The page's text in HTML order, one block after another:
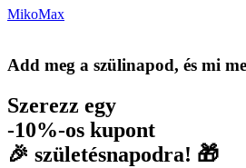
MikoMax
Add meg a szülinapod, és mi
Szerezz egy
-10%-os kupont
🎉 születésnapodra! 🎁